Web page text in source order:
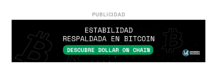
PUBLICIDAD